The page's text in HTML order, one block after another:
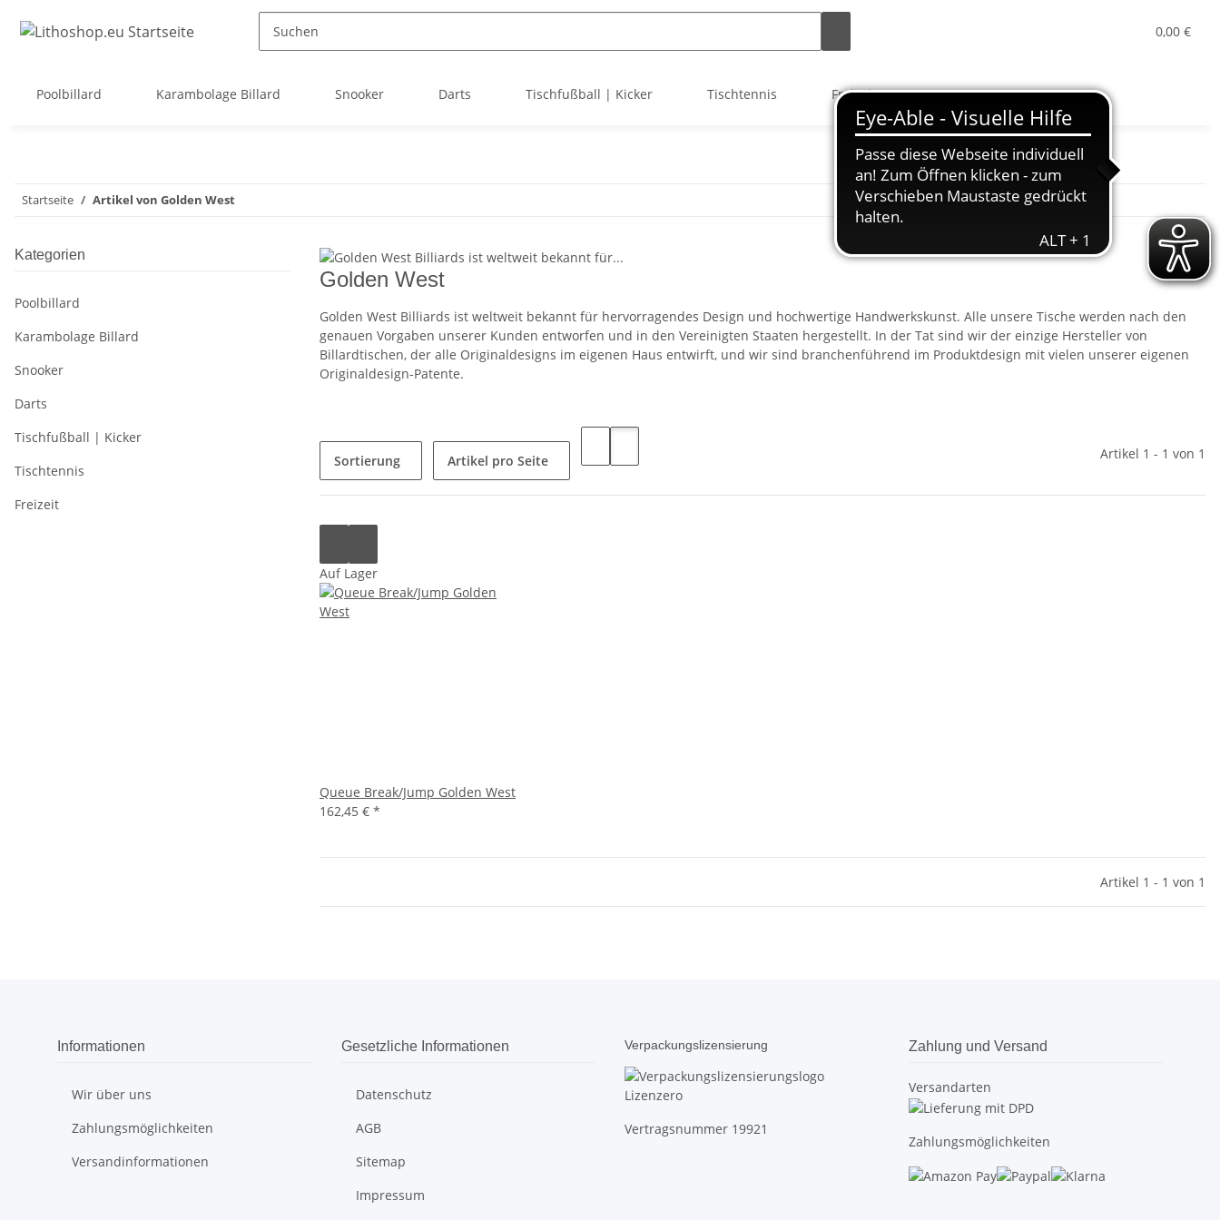
0,00 €
Poolbillard Karambolage Billard Snooker Darts Tischfußball | Kicker Tischtennis Freizeit
Startseite Artikel von Golden West
Golden West
Golden West Billiards ist weltweit bekannt für hervorragendes Design und hochwertige Handwerkskunst. Alle unsere Tische werden nach den
genauen Vorgaben unserer Kunden entworfen und in den Vereinigten Staaten hergestellt. In der Tat sind wir der einzige Hersteller von
Billardtischen, der alle Originaldesigns im eigenen Haus entwirft, und wir sind branchenführend im Produktdesign mit vielen unserer eigenen
Originaldesign-Patente.
Sortierung Artikel pro Seite Artikel 1 - 1 von 1
Auf Lager
Queue Break/Jump Golden West
162,45 € *
Artikel 1 - 1 von 1
Kategorien
Poolbillard
Karambolage Billard
Snooker
Darts
Tischfußball | Kicker
Tischtennis
Freizeit
Informationen
Wir über uns
Zahlungsmöglichkeiten
Versandinformationen
Gesetzliche Informationen
Datenschutz
AGB
Sitemap
Impressum
Verpackungslizensierung
Vertragsnummer 19921
Zahlung und Versand
Versandarten
Zahlungsmöglichkeiten